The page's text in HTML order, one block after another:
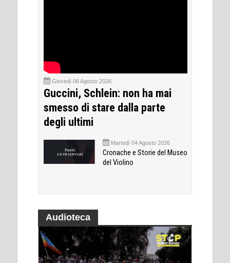
Giovedì 06 Agosto 2026
Guccini, Schlein: non ha mai
smesso di stare dalla parte
degli ultimi
Martedì 04 Agosto 2026
Cronache e Storie del Museo
del Violino
Audioteca